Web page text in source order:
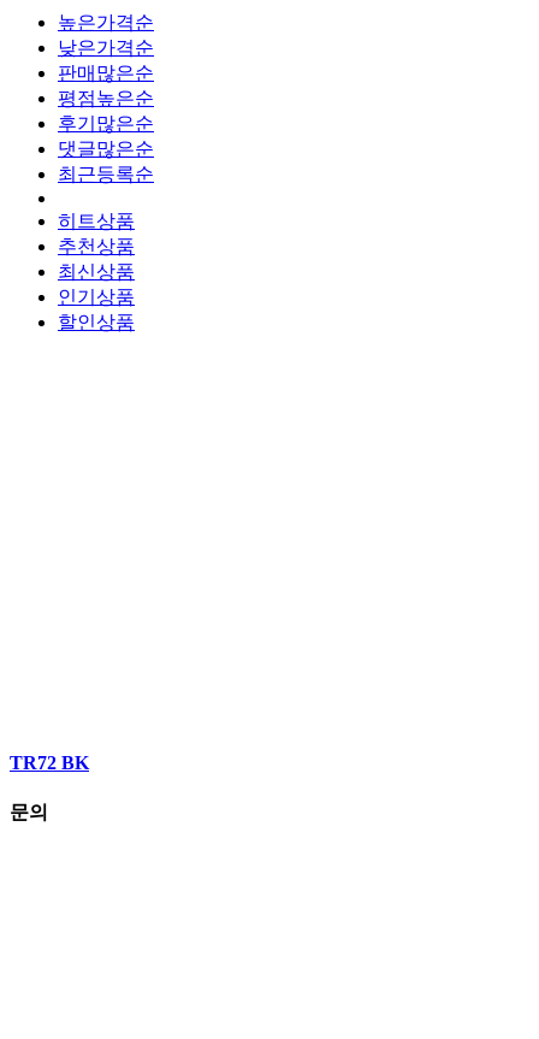
높은가격순
낮은가격순
판매많은순
평점높은순
후기많은순
댓글많은순
최근등록순
히트상품
추천상품
최신상품
인기상품
할인상품
TR72 BK
문의